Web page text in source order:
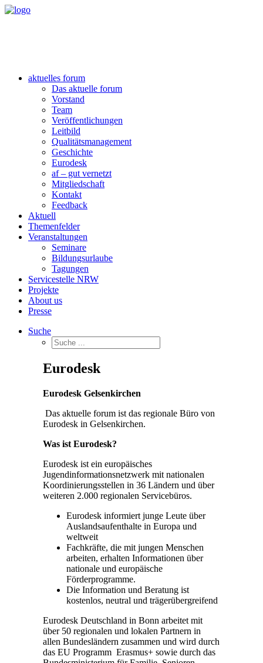
aktuelles forum
Das aktuelle forum
Vorstand
Team
Veröffentlichungen
Leitbild
Qualitätsmanagement
Geschichte
Eurodesk
af – gut vernetzt
Mitgliedschaft
Kontakt
Feedback
Aktuell
Themenfelder
Veranstaltungen
Seminare
Bildungsurlaube
Tagungen
Servicestelle NRW
Projekte
About us
Presse
Suche
Eurodesk
Eurodesk Gelsenkirchen
Das aktuelle forum ist das regionale Büro von
Eurodesk in Gelsenkirchen.
Was ist Eurodesk?
Eurodesk ist ein europäisches
Jugendinformationsnetzwerk mit nationalen
Koordinierungsstellen in 36 Ländern und über
weiteren 2.000 regionalen Servicebüros.
Eurodesk informiert junge Leute über
Auslandsaufenthalte in Europa und
weltweit
Fachkräfte, die mit jungen Menschen
arbeiten, erhalten Informationen über
nationale und europäische
Förderprogramme.
Die Information und Beratung ist
kostenlos, neutral und trägerübergreifend
Eurodesk Deutschland in Bonn arbeitet mit
über 50 regionalen und lokalen Partnern in
allen Bundesländern zusammen und wird durch
das EU Programm Erasmus+ sowie durch das